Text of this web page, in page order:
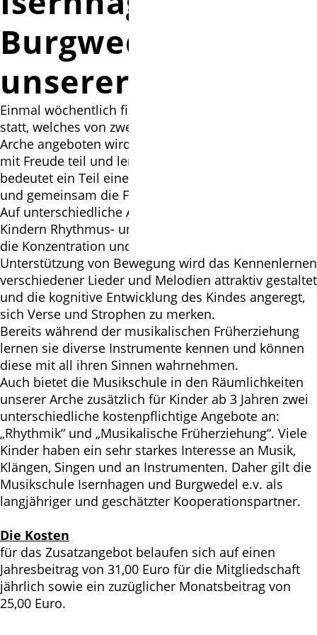
Burgwedel e.v. in
unserer Arche:
Einmal wöchentlich findet ein gemeinsames Singen
statt, welches von zwei Musiklehrerrinnen in unserer
Arche angeboten wird. Daran nehmen alle Kinder
mit Freude teil und lernen gleichzeitig, was es
bedeutet ein Teil einer großen Gemeinschaft zu sein
und gemeinsam die Freude zu teilen.
Auf unterschiedliche Art und Weise werden den
Kindern Rhythmus- und Taktgefühl vermittelt sowie
die Konzentration und Ausdauer gefördert. Durch
Unterstützung von Bewegung wird das Kennenlernen
verschiedener Lieder und Melodien attraktiv gestaltet
und die kognitive Entwicklung des Kindes angeregt,
sich Verse und Strophen zu merken.
Bereits während der musikalischen Früherziehung
lernen sie diverse Instrumente kennen und können
diese mit all ihren Sinnen wahrnehmen.
Auch bietet die Musikschule in den Räumlichkeiten
unserer Arche zusätzlich für Kinder ab 3 Jahren zwei
unterschiedliche kostenpflichtige Angebote an:
„Rhythmik“ und „Musikalische Früherziehung“. Viele
Kinder haben ein sehr starkes Interesse an Musik,
Klängen, Singen und an Instrumenten. Daher gilt die
Musikschule Isernhagen und Burgwedel e.v. als
langjähriger und geschätzter Kooperationspartner.
Die Kosten
für das Zusatzangebot belaufen sich auf einen
Jahresbeitrag von 31,00 Euro für die Mitgliedschaft
jährlich sowie ein zuzüglicher Monatsbeitrag von
25,00 Euro.